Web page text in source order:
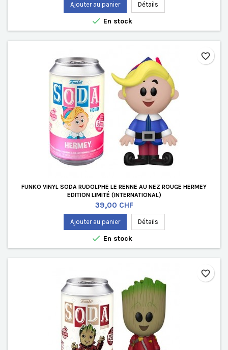
Ajouter au panier Détails
 En stock
FUNKO VINYL SODA RUDOLPHE LE RENNE AU NEZ ROUGE HERMEY
EDITION LIMITÉ (INTERNATIONAL)
Prix
39,00 CHF
Ajouter au panier Détails
 En stock
favorite_border
favorite_border